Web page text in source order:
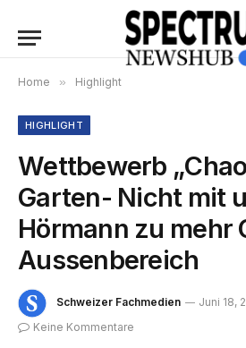
Home » Highlight
HIGHLIGHT
Wettbewerb
Garten- Nicht mit
Hörmann zu mehr
Aussenbereich
Schweizer Fachmedien
Juni 18,
Keine Kommentare